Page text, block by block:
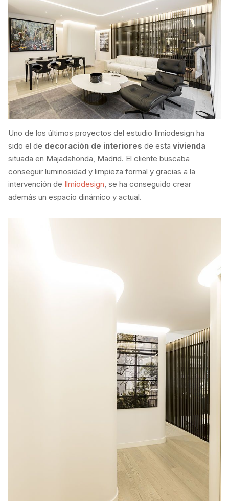
Uno de los últimos proyectos del estudio Ilmiodesign ha
sido el de decoración de interiores de esta vivienda
situada en Majadahonda, Madrid. El cliente buscaba
conseguir luminosidad y limpieza formal y gracias a la
intervención de Ilmiodesign , se ha conseguido crear
además un espacio dinámico y actual.